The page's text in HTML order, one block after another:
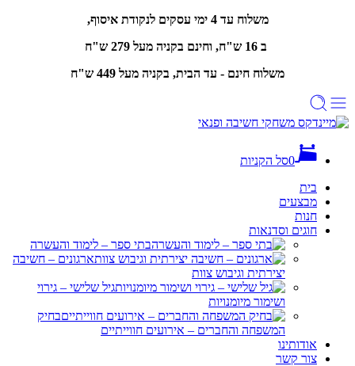
משלוח עד 4 ימי עסקים לנקודת איסוף,
ב 16 ש"ח, וחינם
בקניה מעל 279 ש"ח
משלוח חינם - עד הבית, בקניה מעל 449 ש"ח
0סל הקניות
בית
מבצעים
חנות
חוגים וסדנאות
בתי ספר – לימוד והעשרה
ארגונים – חשיבה
יצירתית וגיבוש צוות
גיל שלישי – גירוי
ושימור מיומנויות
בחיק
המשפחה והחברים – אירועים חווייתיים
אודותינו
צור קשר